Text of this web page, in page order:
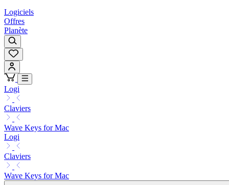
Logiciels
Offres
Planète
Logi
Claviers
Wave Keys for Mac
Logi
Claviers
Wave Keys for Mac